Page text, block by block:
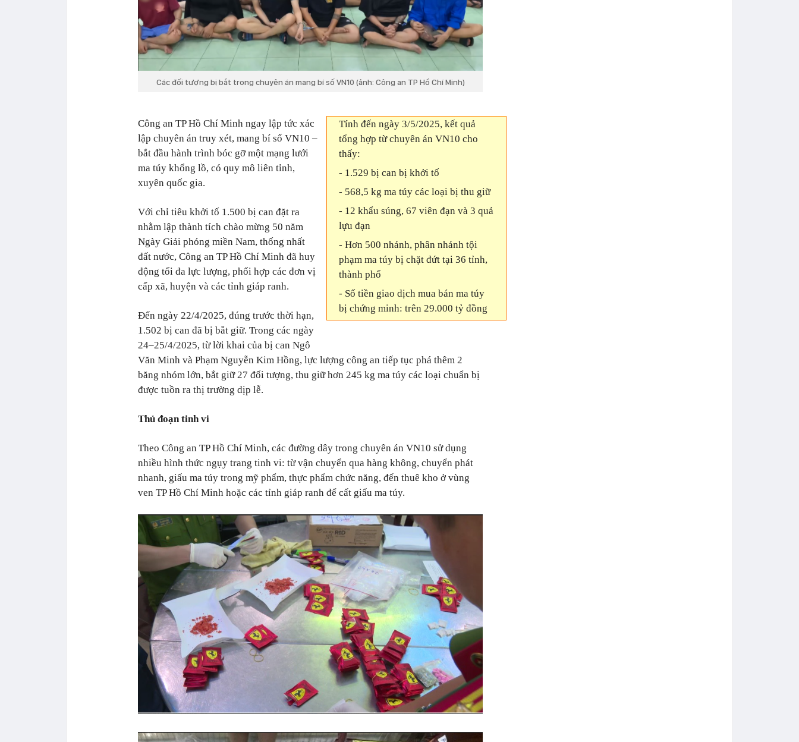
Các đối tượng bị bắt trong chuyên án mang bí số VN10 (ảnh: Công an TP Hồ Chí Minh)
Tính đến ngày 3/5/2025, kết quả
tổng hợp từ chuyên án VN10 cho
thấy:
- 1.529 bị can bị khởi tố
- 568,5 kg ma túy các loại bị thu giữ
- 12 khẩu súng, 67 viên đạn và 3 quả
lựu đạn
- Hơn 500 nhánh, phân nhánh tội
phạm ma túy bị chặt đứt tại 36 tỉnh,
thành phố
- Số tiền giao dịch mua bán ma túy
bị chứng minh: trên 29.000 tỷ đồng
Công an TP Hồ Chí Minh ngay lập tức xác
lập chuyên án truy xét, mang bí số VN10 –
bắt đầu hành trình bóc gỡ một mạng lưới
ma túy khổng lồ, có quy mô liên tỉnh,
xuyên quốc gia.
Với chỉ tiêu khởi tố 1.500 bị can đặt ra
nhằm lập thành tích chào mừng 50 năm
Ngày Giải phóng miền Nam, thống nhất
đất nước, Công an TP Hồ Chí Minh đã huy
động tối đa lực lượng, phối hợp các đơn vị
cấp xã, huyện và các tỉnh giáp ranh.
Đến ngày 22/4/2025, đúng trước thời hạn,
1.502 bị can đã bị bắt giữ. Trong các ngày
24–25/4/2025, từ lời khai của bị can Ngô
Văn Minh và Phạm Nguyễn Kim Hồng, lực lượng công an tiếp tục phá thêm 2
băng nhóm lớn, bắt giữ 27 đối tượng, thu giữ hơn 245 kg ma túy các loại chuẩn bị
được tuồn ra thị trường dịp lễ.
Thủ đoạn tinh vi
Theo Công an TP Hồ Chí Minh, các đường dây trong chuyên án VN10 sử dụng
nhiều hình thức ngụy trang tinh vi: từ vận chuyển qua hàng không, chuyển phát
nhanh, giấu ma túy trong mỹ phẩm, thực phẩm chức năng, đến thuê kho ở vùng
ven TP Hồ Chí Minh hoặc các tỉnh giáp ranh để cất giấu ma túy.